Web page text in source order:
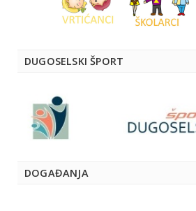
DUGOSELSKI ŠPORT
DOGAĐANJA